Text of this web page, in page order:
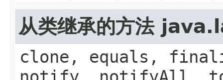
从类继承的方法
clone, equals,